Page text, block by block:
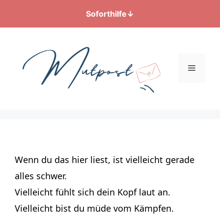
Soforthilfe↓
springen
Menü
Wenn du das hier liest, ist vielleicht gerade
alles schwer.
Vielleicht fühlt sich dein Kopf laut an.
Vielleicht bist du müde vom Kämpfen.